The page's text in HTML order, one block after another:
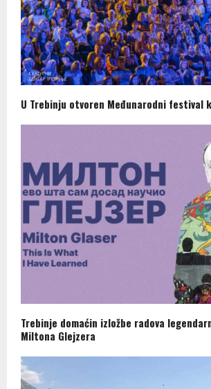
U Trebinju otvoren Međunarodni festival
Trebinje domaćin izložbe radova
Miltona Glejzera